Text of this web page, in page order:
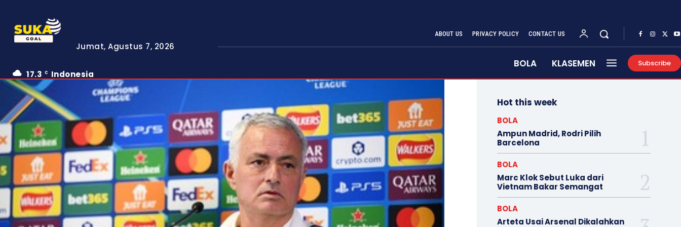
Jumat, Agustus 7, 2026
17.3 C Indonesia
ABOUT US PRIVACY POLICY CONTACT US
BOLA KLASEMEN Subscribe
Hot this week
BOLA
Ampun Madrid, Rodri Pilih
Barcelona
BOLA
Marc Klok Sebut Luka dari
Vietnam Bakar Semangat
BOLA
Arteta Usai Arsenal Dikalahkan